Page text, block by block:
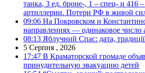
танка, 3 ед. броне-, 1 – спец- и 416
артиллерии. Потери РФ в живой
09:06 На Покровском и
направлениях — одинаковое число
08:13 Яблучний Спас: дата,
5 Серпня , 2026
17:47 В Краматорской громаде
принудительную эвакуацию детей